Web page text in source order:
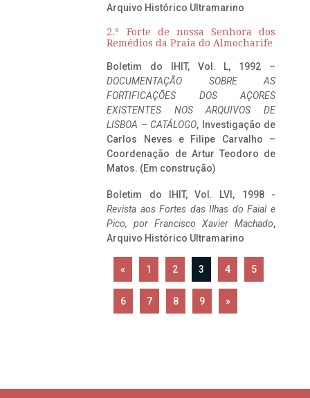
Arquivo Histórico Ultramarino
2.º Forte de nossa Senhora dos
Remédios da Praia do Almocharife
Boletim do IHIT, Vol. L, 1992 –
DOCUMENTAÇÃO SOBRE AS
FORTIFICAÇÕES DOS AÇORES
EXISTENTES NOS ARQUIVOS DE
LISBOA – CATÁLOGO, Investigação de
Carlos Neves e Filipe Carvalho –
Coordenação de Artur Teodoro de
Matos. (Em construção)
Boletim do IHIT, Vol. LVI, 1998 -
Revista aos Fortes das Ilhas do Faial e
Pico, por Francisco Xavier Machado,
Arquivo Histórico Ultramarino
« 1 2 3 4 5
6 7 8 9 »